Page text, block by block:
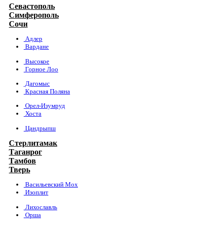
Севастополь
Симферополь
Сочи
Адлер
Вардане
Высокое
Горное Лоо
Дагомыс
Красная Поляна
Орел-Изумруд
Хоста
Цандрыпш
Стерлитамак
Таганрог
Тамбов
Тверь
Васильевский Мох
Изоплит
Лихославль
Орша